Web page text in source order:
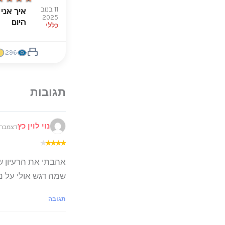
11 בנוב
2025
כללי
איך
היום
296
נוי לוין כץדצמבר 8, 2025 ב 19:50
★
★
★
★
★
אהבתי את הרעיון
שמה דגש אולי על
תגובה